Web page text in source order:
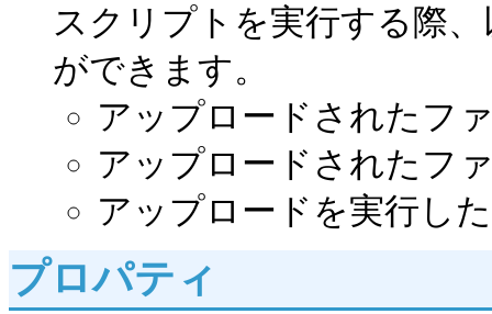
スクリプトを実行する際
ができます。
アップロードされたフ
アップロードされたフ
アップロードを実行し
プロパティ